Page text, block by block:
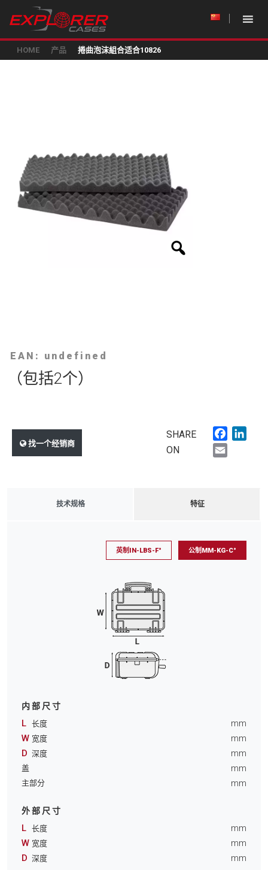
HOME 产品 捲曲泡沫組合适合10826
EAN: undefined
（包括2个）
找一个经销商
SHARE
ON
技术规格 特征
英制IN-LBS-F° 公制MM-KG-C°
内部尺寸
L 长度
mm
W 宽度
mm
D 深度 mm
盖 mm
主部分 mm
外部尺寸
L 长度
mm
W 宽度
mm
D 深度 mm